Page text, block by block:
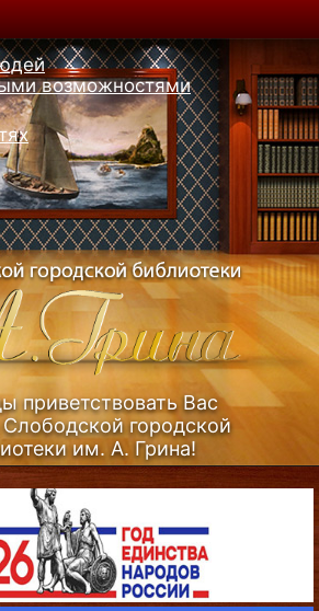
возможностями
приветствовать Вас
Слободской городской
им. А. Грина!
(Из истории библиотеки)...